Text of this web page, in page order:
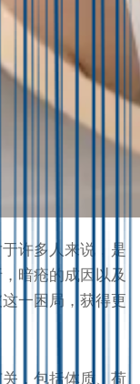
许多人来说，是
暗疮的成因以及
一困局，获得更
，包括体质、荷